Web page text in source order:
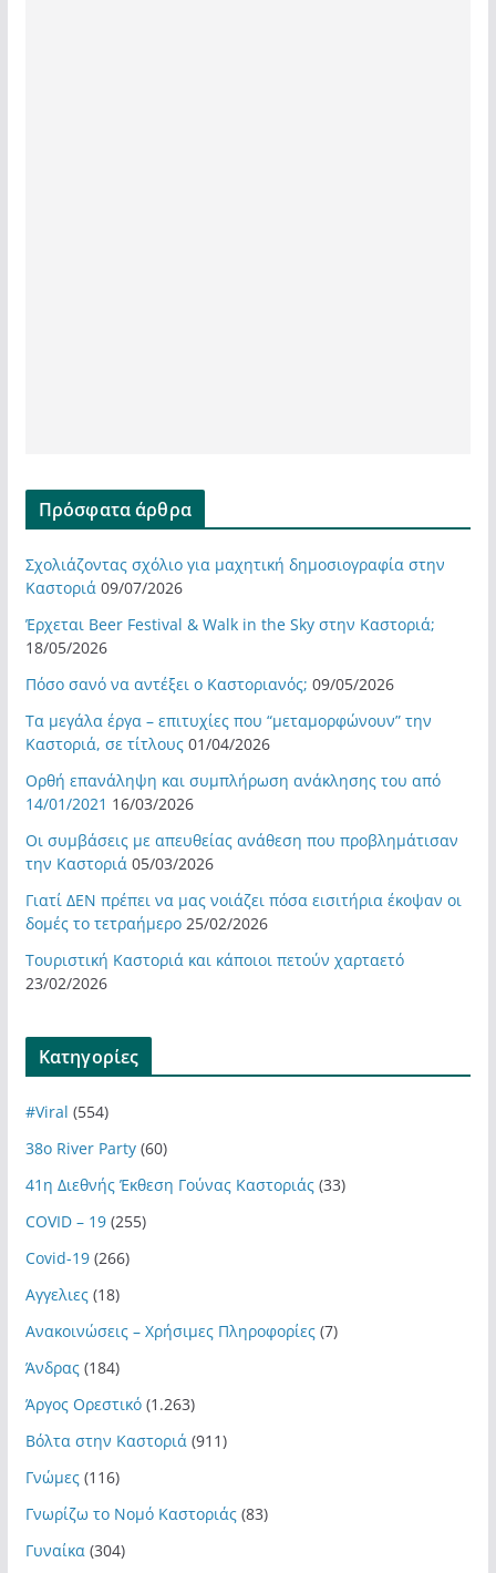
Πρόσφατα άρθρα
Σχολιάζοντας σχόλιο για μαχητική δημοσιογραφία στην
Καστοριά 09/07/2026
Έρχεται Beer Festival & Walk in the Sky στην Καστοριά;
18/05/2026
Πόσο σανό να αντέξει ο Καστοριανός; 09/05/2026
Τα μεγάλα έργα – επιτυχίες που “μεταμορφώνουν” την
Καστοριά, σε τίτλους 01/04/2026
Ορθή επανάληψη και συμπλήρωση ανάκλησης του από
14/01/2021 16/03/2026
Οι συμβάσεις με απευθείας ανάθεση που προβλημάτισαν
την Καστοριά 05/03/2026
Γιατί ΔΕΝ πρέπει να μας νοιάζει πόσα εισιτήρια έκοψαν οι
δομές το τετραήμερο 25/02/2026
Τουριστική Καστοριά και κάποιοι πετούν χαρταετό
23/02/2026
Kατηγορίες
#Viral (554)
38ο River Party(60)
41η Διεθνής Έκθεση Γούνας Καστοριάς(33)
COVID – 19(255)
Covid-19(266)
Αγγελιες(18)
Ανακοινώσεις – Χρήσιμες Πληροφορίες(7)
Άνδρας(184)
Άργος Ορεστικό(1.263)
Βόλτα στην Καστοριά (911)
Γνώμες(116)
Γνωρίζω το Νομό Καστοριάς(83)
Γυναίκα (304)